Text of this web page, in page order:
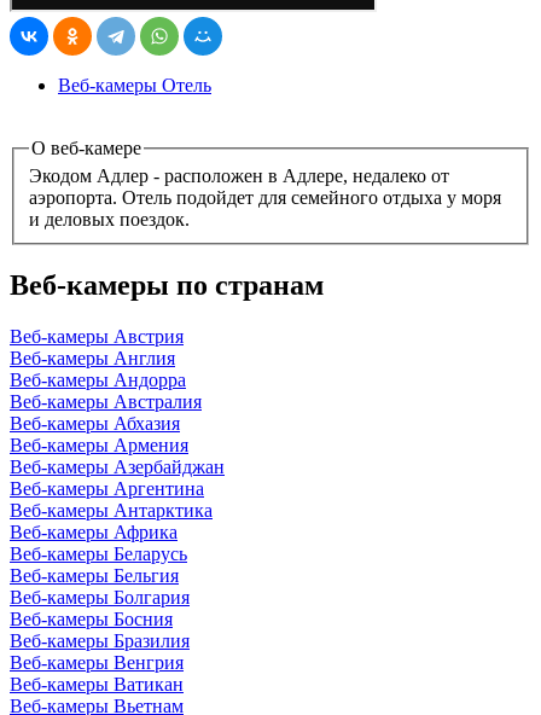
Веб-камеры Отель
О веб-камере
Экодом Адлер - расположен в Адлере, недалеко от
аэропорта. Отель подойдет для семейного отдыха у моря
и деловых поездок.
Веб-камеры по странам
Веб-камеры Австрия
Веб-камеры Англия
Веб-камеры Андорра
Веб-камеры Австралия
Веб-камеры Абхазия
Веб-камеры Армения
Веб-камеры Азербайджан
Веб-камеры Аргентина
Веб-камеры Антарктика
Веб-камеры Африка
Веб-камеры Беларусь
Веб-камеры Бельгия
Веб-камеры Болгария
Веб-камеры Босния
Веб-камеры Бразилия
Веб-камеры Венгрия
Веб-камеры Ватикан
Веб-камеры Вьетнам